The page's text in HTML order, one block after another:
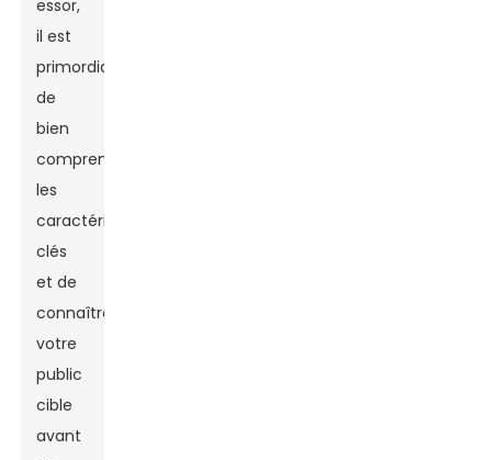
essor,
il est
primordial
de
bien
comprendre
les
caractéristiques
clés
et de
connaître
votre
public
cible
avant